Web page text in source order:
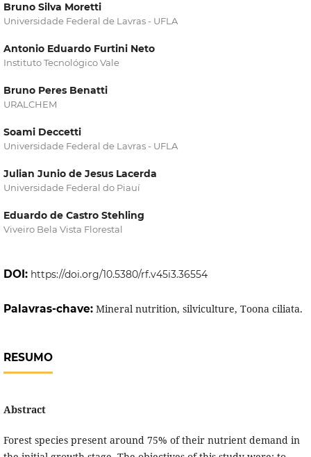
Bruno Silva Moretti
Universidade Federal de Lavras - UFLA
Antonio Eduardo Furtini Neto
Instituto Tecnológico Vale
Bruno Peres Benatti
URALCHEM
Soami Deccetti
Universidade Federal de Lavras - UFLA
Julian Junio de Jesus Lacerda
Universidade Federal do Piauí
Eduardo de Castro Stehling
Viveiro Bela Vista Florestal
DOI: https://doi.org/10.5380/rf.v45i3.36554
Palavras-chave: Mineral nutrition, silviculture, Toona ciliata.
RESUMO
Abstract
Forest species present around 75% of their nutrient demand in